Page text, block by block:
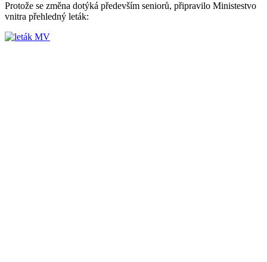
Protože se změna dotýká především seniorů, připravilo Ministestvo
vnitra přehledný leták: